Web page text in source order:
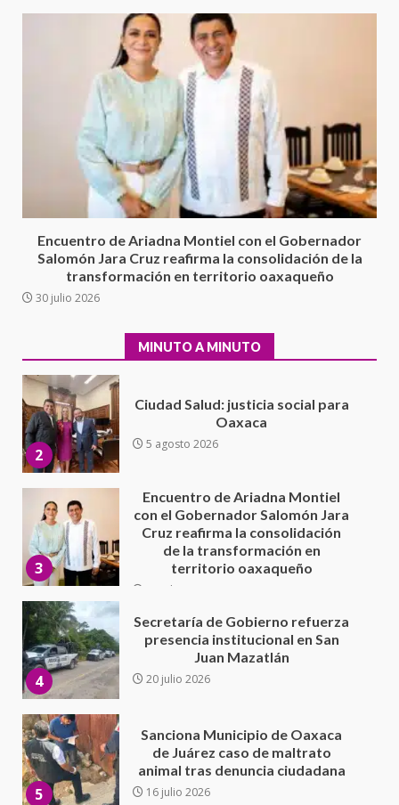
Encuentro de Ariadna Montiel con el Gobernador
Salomón Jara Cruz reafirma la consolidación de la
transformación en territorio oaxaqueño
30 julio 2026
MINUTO A MINUTO
16 julio 2026
Sin paso carretera Oaxaca-
Cuacnopalan
26 junio 2026
Exhorta Poder Legislativo al
IEEPO y al Iocied a realizar una
evaluación técnica y estructural
integral de las instalaciones de la
Moisés Sáenz Garza
5 agosto 2026
5 agosto 2026
3
con el Gobernador Salomón Jara
Cruz reafirma la consolidación
de la transformación en
4
Secretaría de Gobierno refuerza
presencia institucional en San
Juan Mazatlán
20 julio 2026
5
Sanciona Municipio de Oaxaca
de Juárez caso de maltrato
animal tras denuncia ciudadana
16 julio 2026
6
California; FGR lo investiga por
presuntos delitos de
delincuencia organizada y
contrabando